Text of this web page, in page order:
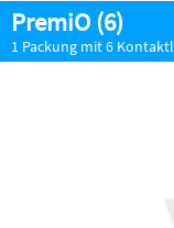
PremiO (6)